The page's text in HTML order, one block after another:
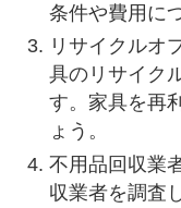
条件や費用に
リサイクルオ
具のリサイク
す。家具を再
ょう。
不用品回収業
収業者を調査